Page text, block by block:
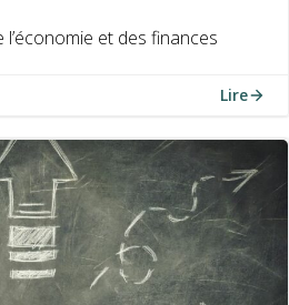
et des finances
Lire